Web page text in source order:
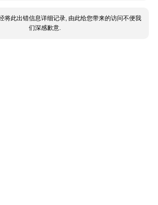
将此出错信息详细记录, 由此给您带来的访问不便我
们深感歉意.